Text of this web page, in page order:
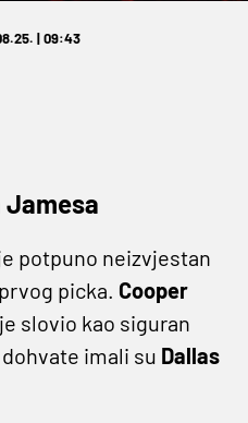
| 09:43
Jamesa
potpuno neizvjestan
picka. Cooper
slovio kao siguran
imali su Dallas